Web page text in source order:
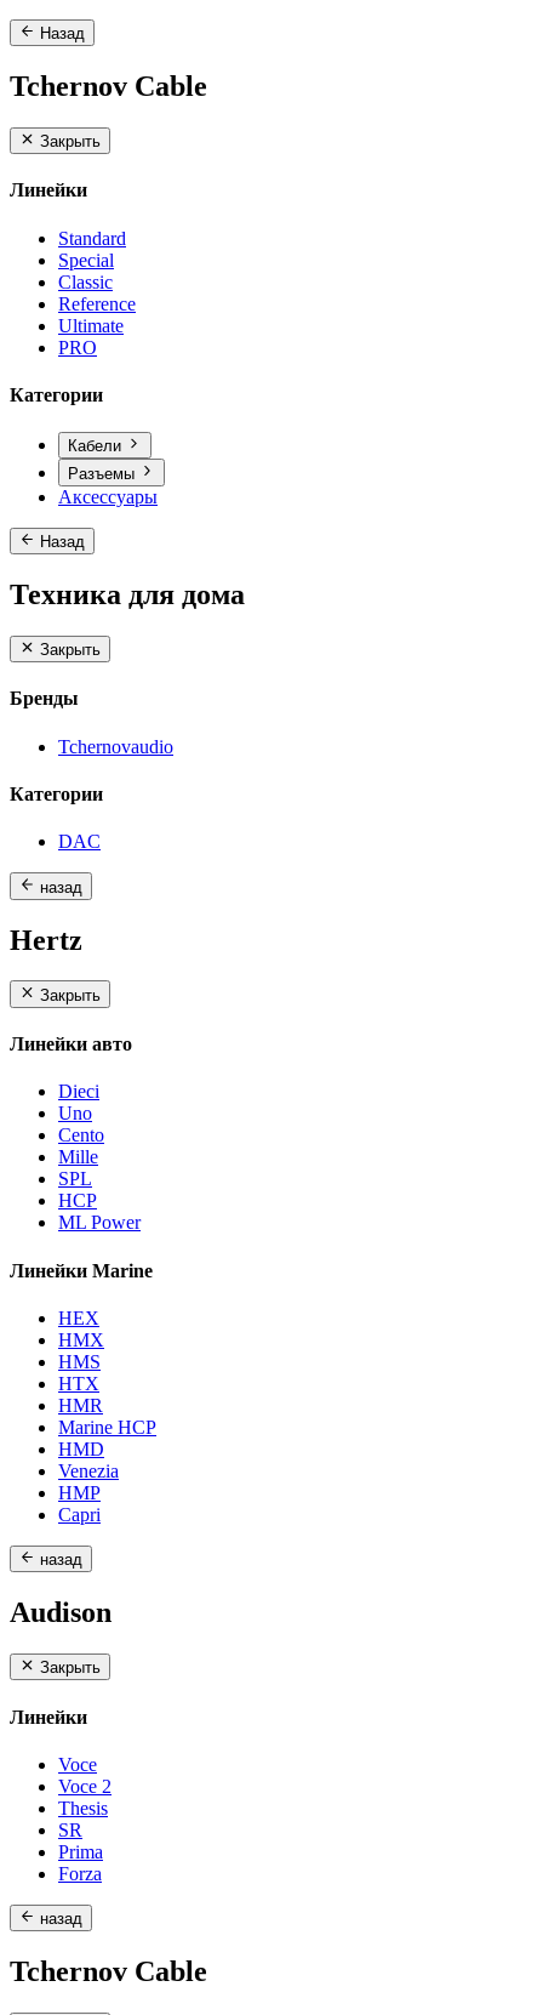
Назад
Tchernov Cable
Закрыть
Линейки
Standard
Special
Classic
Reference
Ultimate
PRO
Категории
Кабели
Разъемы
Аксессуары
Назад
Техника для дома
Закрыть
Бренды
Tchernovaudio
Категории
DAC
назад
Hertz
Закрыть
Линейки авто
Dieci
Uno
Cento
Mille
SPL
HCP
ML Power
Линейки Marine
HEX
HMX
HMS
HTX
HMR
Marine HCP
HMD
Venezia
HMP
Capri
назад
Audison
Закрыть
Линейки
Voce
Voce 2
Thesis
SR
Prima
Forza
назад
Tchernov Cable